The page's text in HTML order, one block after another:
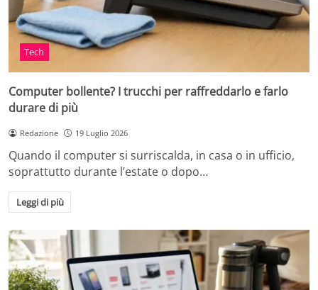
Tech
Computer bollente? I trucchi per raffreddarlo e farlo
durare di più
Redazione 19 Luglio 2026
Quando il computer si surriscalda, in casa o in ufficio,
soprattutto durante l’estate o dopo…
Leggi di più